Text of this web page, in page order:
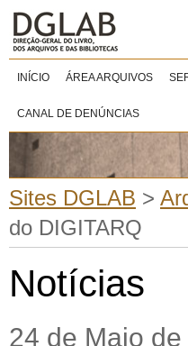
INÍCIO ÁREA ARQUIVOS
CANAL DE DENÚNCIAS
Sites DGLAB >
do DIGITARQ
Notícias
24 de Maio